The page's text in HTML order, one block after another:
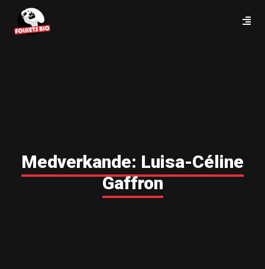
Medverkande: Luisa-Céline
Gaffron